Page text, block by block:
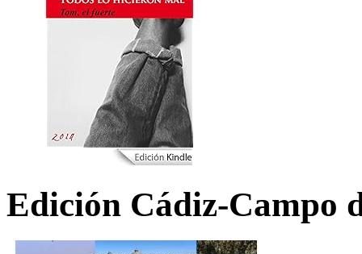
Edición Cádiz-Campo